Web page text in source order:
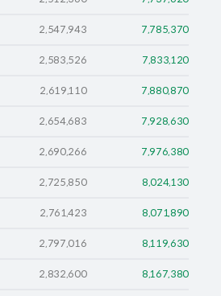
2,547,943 7,785,370
2,583,526 7,833,120
2,619,110 7,880,870
2,654,683 7,928,630
2,690,266 7,976,380
2,725,850 8,024,130
2,761,423 8,071,890
2,797,016 8,119,630
2,832,600 8,167,380